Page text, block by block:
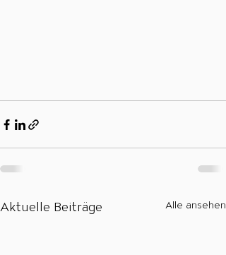
Aktuelle Beiträge Alle ansehen